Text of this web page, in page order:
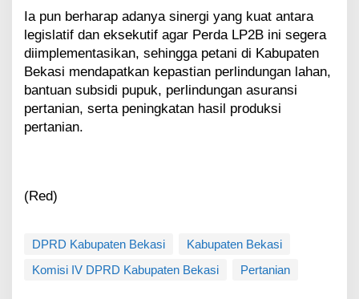
Ia pun berharap adanya sinergi yang kuat antara
legislatif dan eksekutif agar Perda LP2B ini segera
diimplementasikan, sehingga petani di Kabupaten
Bekasi mendapatkan kepastian perlindungan lahan,
bantuan subsidi pupuk, perlindungan asuransi
pertanian, serta peningkatan hasil produksi
pertanian.
(Red)
DPRD Kabupaten Bekasi
Kabupaten Bekasi
Komisi IV DPRD Kabupaten Bekasi
Pertanian